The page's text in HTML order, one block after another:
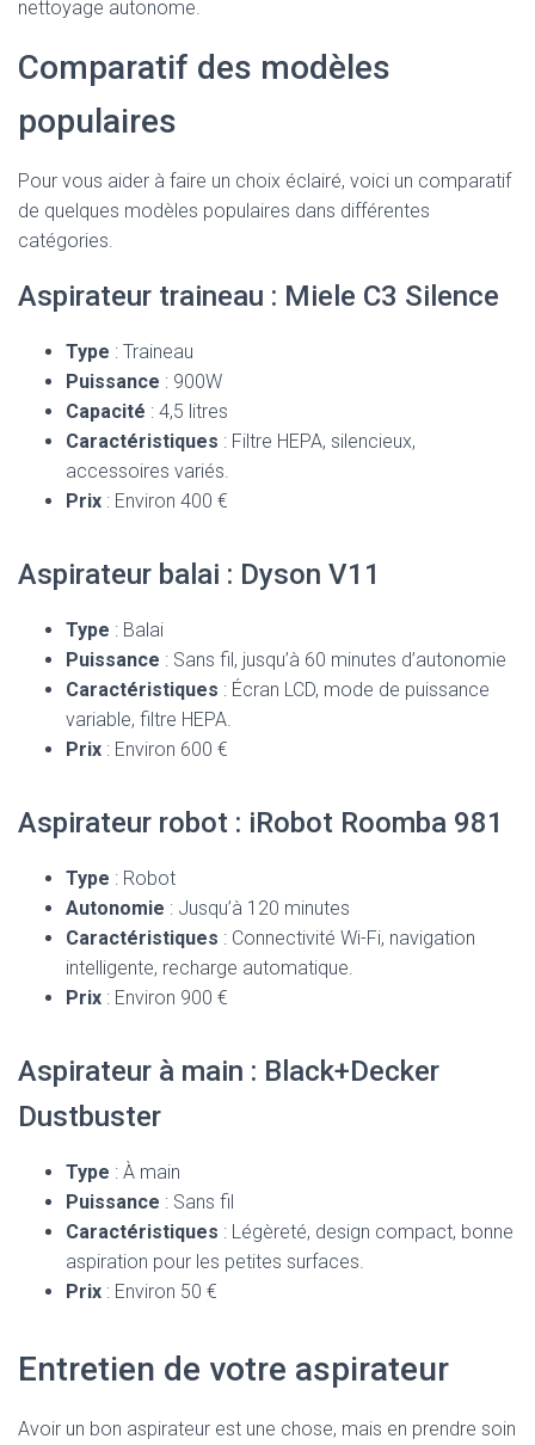
nettoyage autonome.
Comparatif des modèles
populaires
Pour vous aider à faire un choix éclairé, voici un comparatif
de quelques modèles populaires dans différentes
catégories.
Aspirateur traineau : Miele C3 Silence
Type : Traineau
Puissance : 900W
Capacité : 4,5 litres
Caractéristiques : Filtre HEPA, silencieux,
accessoires variés.
Prix : Environ 400 €
Aspirateur balai : Dyson V11
Type : Balai
Puissance : Sans fil, jusqu’à 60 minutes d’autonomie
Caractéristiques : Écran LCD, mode de puissance
variable, filtre HEPA.
Prix : Environ 600 €
Aspirateur robot : iRobot Roomba 981
Type : Robot
Autonomie : Jusqu’à 120 minutes
Caractéristiques : Connectivité Wi-Fi, navigation
intelligente, recharge automatique.
Prix : Environ 900 €
Aspirateur à main : Black+Decker
Dustbuster
Type : À main
Puissance : Sans fil
Caractéristiques : Légèreté, design compact, bonne
aspiration pour les petites surfaces.
Prix : Environ 50 €
Entretien de votre aspirateur
Avoir un bon aspirateur est une chose, mais en prendre soin